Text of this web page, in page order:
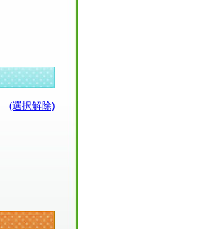
(選択解除)